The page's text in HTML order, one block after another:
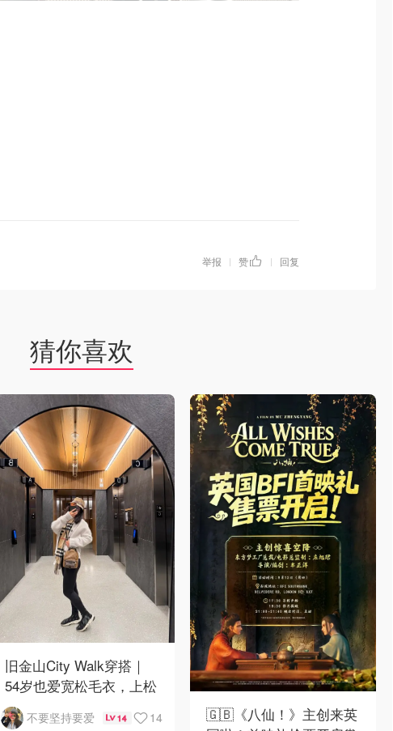
举报 | 赞 | 回复
猜你喜欢
旧金山City Walk穿搭｜
54岁也爱宽松毛衣，上松
下紧真的很救比例
不要坚持要爱 14 14
🇬🇧《八仙！》主创来英